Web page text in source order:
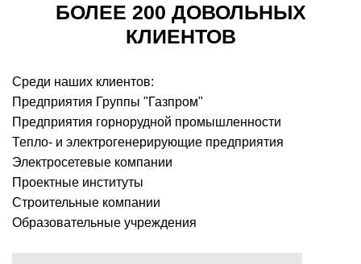
БОЛЕЕ 200 ДОВОЛЬНЫХ
КЛИЕНТОВ
Среди наших клиентов:
Предприятия Группы "Газпром"
Предприятия горнорудной промышленности
Тепло- и электрогенерирующие предприятия
Электросетевые компании
Проектные институты
Строительные компании
Образовательные учреждения